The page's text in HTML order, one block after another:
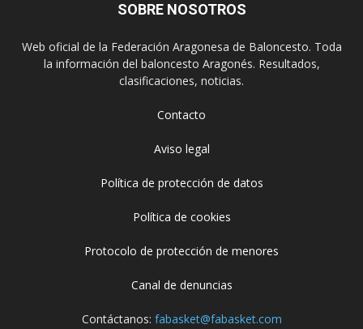
SOBRE NOSOTROS
Web oficial de la Federación Aragonesa de Baloncesto. Toda
la información del baloncesto Aragonés. Resultados,
clasificaciones, noticias.
Contacto
Aviso legal
Política de protección de datos
Política de cookies
Protocolo de protección de menores
Canal de denuncias
Contáctanos: fabasket@fabasket.com